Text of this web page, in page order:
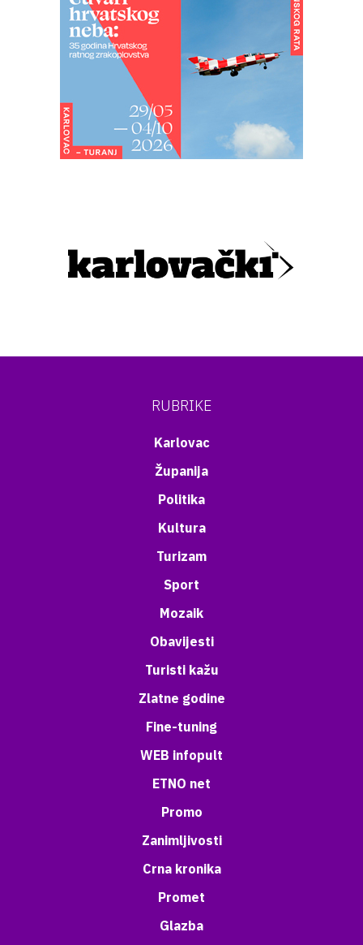
RUBRIKE
Karlovac
Županija
Politika
Kultura
Turizam
Sport
Mozaik
Obavijesti
Turisti kažu
Zlatne godine
Fine-tuning
WEB infopult
ETNO net
Promo
Zanimljivosti
Crna kronika
Promet
Glazba